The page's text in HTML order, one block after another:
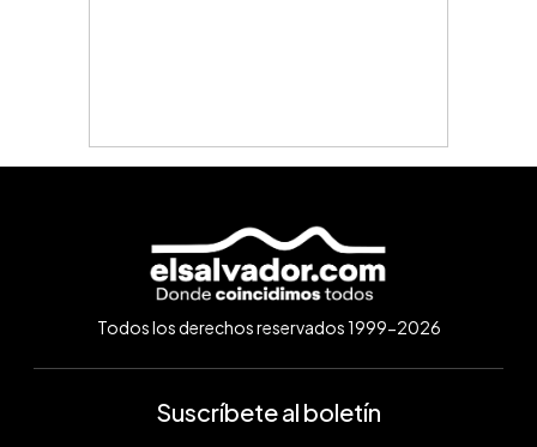
Todos los derechos reservados 1999-2026
Suscríbete al boletín